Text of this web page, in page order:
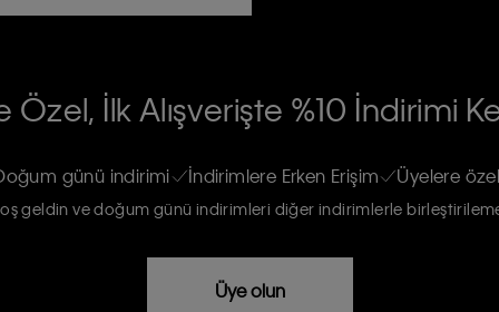
ve güncel ürün,
Özel, İlk Alışverişte %10 İndirimi
günü indirimi İndirimlere Erken Erişim Üyelere
geldin ve doğum günü indirimleri diğer indirimlerle
Üye olun